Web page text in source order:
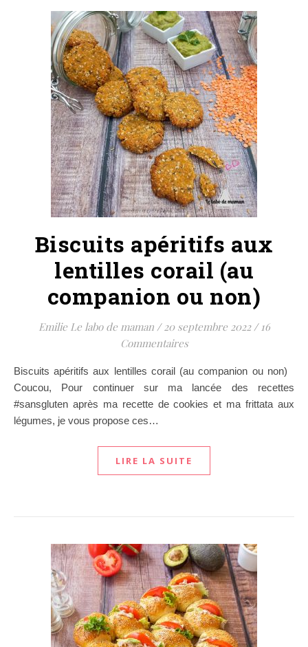
Biscuits apéritifs aux
lentilles corail (au
companion ou non)
Emilie Le labo de maman / 20 septembre 2022 / 16
Commentaires
Biscuits apéritifs aux lentilles corail (au companion ou non)
Coucou, Pour continuer sur ma lancée des recettes
#sansgluten après ma recette de cookies et ma frittata aux
légumes, je vous propose ces…
LIRE LA SUITE